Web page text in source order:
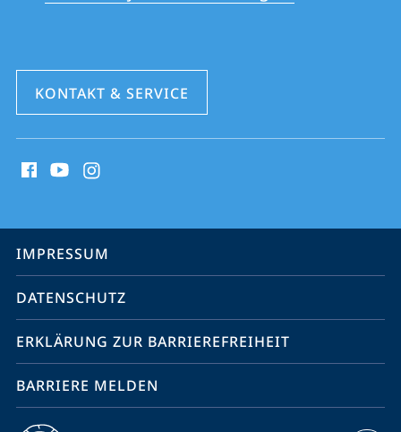
KONTAKT & SERVICE
Media
Service-
Navigation
IMPRESSUM
DATENSCHUTZ
ERKLÄRUNG ZUR BARRIEREFREIHEIT
BARRIERE MELDEN